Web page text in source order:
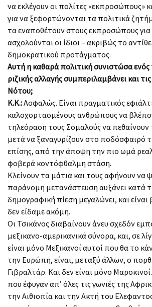
να εκλέγουν οι πολίτες «εκπροσώπους»
για να ξεφορτώνονται τα πολιτικά
τα εναποθέτουν στους εκπροσώπους
ασχολούνται οι ίδιοι – ακριβώς το
δημοκρατικού προτάγματος.
Αυτή η καθαρά πολιτική συνιστώσα
ριζικής αλλαγής συμπεριλαμβάνει και
Νότου;
Κ.Κ.:Ασφαλώς. Είναι πραγματικός
καλοχορτασμένους ανθρώπους να
τηλεόραση τους Σομαλούς να πεθαίνουν
μετά να ξαναγυρίζουν στο ποδόσφαιρό
επίσης, από την άποψη την πιο ωμά
φοβερά κοντόφθαλμη στάση.
Κλείνουν τα μάτια και τους αφήνουν να
παράνομη μετανάστευση αυξάνει κατά
δημογραφική πίεση μεγαλώνει, και
δεν είδαμε ακόμη.
Οι Τσικάνος διαβαίνουν άνευ σχεδόν
μεξικανο-αμερικανικά σύνορα, και, σε
είναι μόνο Μεξικανοί αυτοί που θα το
την Ευρώπη, είναι, μεταξύ άλλων, ο
Γιβραλτάρ. Και δεν είναι μόνο
που έφυγαν απ’ όλες τις γωνιές της
την Αιθιοπία και την Ακτή του